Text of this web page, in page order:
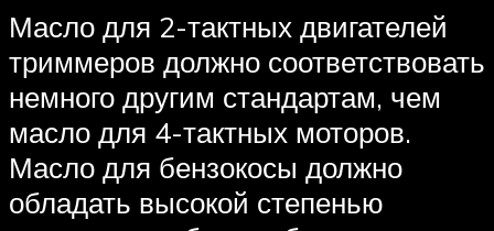
Масло для 2-тактных двигателей
триммеров должно соответствовать
немного другим стандартам, чем
масло для 4-тактных моторов.
Масло для бензокосы должно
обладать высокой степенью